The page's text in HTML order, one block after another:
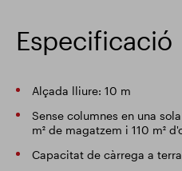
Especificació
Alçada lliure: 10 m
Sense columnes en una
m² de magatzem i 110 m²
Capacitat de càrrega a